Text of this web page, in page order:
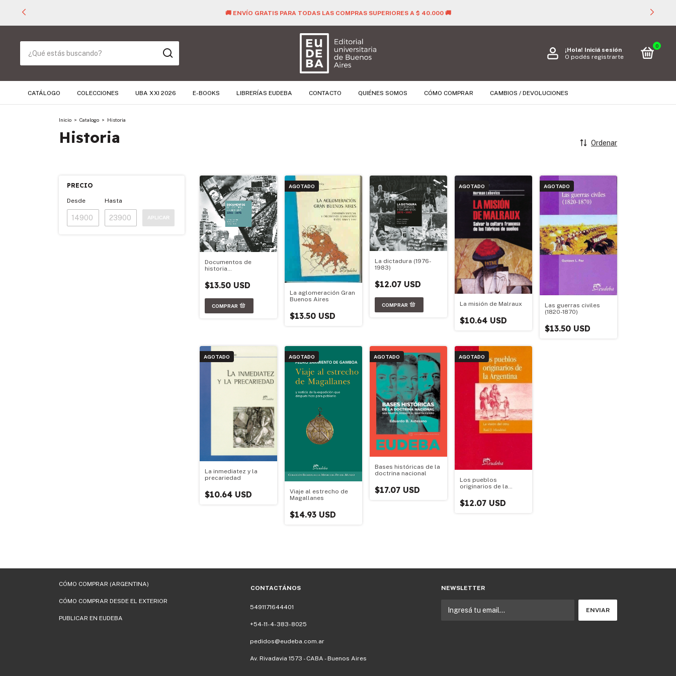
🚚 ENVÍO GRATIS PARA TODAS LAS COMPRAS SUPERIORES A $ 40.000 🚚
¡Hola! Iniciá sesión
O podés registrarte
0
CATÁLOGO COLECCIONES UBA XXI 2026 E-BOOKS LIBRERÍAS EUDEBA CONTACTO QUIÉNES SOMOS CÓMO COMPRAR CAMBIOS / DEVOLUCIONES
Inicio > Catalogo > Historia
Historia Ordenar
PRECIO
Desde Hasta
APLICAR
Documentos de
historia
$13.50 USD
AGOTADO
La aglomeración Gran
Buenos Aires
$13.50 USD
La dictadura (1976-
1983)
$12.07 USD
AGOTADO
La misión de Malraux
$10.64 USD
AGOTADO
Las guerras civiles
(1820-1870)
$13.50 USD
AGOTADO
La inmediatez y la
precariedad
$10.64 USD
AGOTADO
Viaje al estrecho de
Magallanes
$14.93 USD
AGOTADO
Bases históricas de la
doctrina nacional
$17.07 USD
AGOTADO
Los pueblos
originarios de la
$12.07 USD
CÓMO COMPRAR (ARGENTINA)
CÓMO COMPRAR DESDE EL EXTERIOR
PUBLICAR EN EUDEBA
CONTACTÁNOS
5491171644401
+54-11-4-383-8025
pedidos@eudeba.com.ar
Av. Rivadavia 1573 - CABA - Buenos Aires
NEWSLETTER